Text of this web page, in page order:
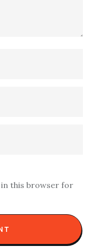
in this browser for